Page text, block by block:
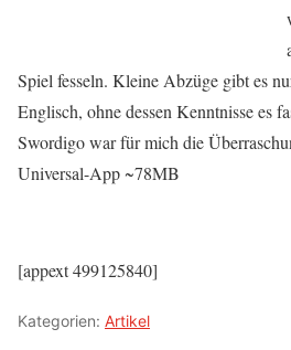
Spiel fesseln. Kleine Abzüge gibt es
Englisch, ohne dessen Kenntnisse es
Swordigo war für mich die
Universal-App ~78MB
[appext 499125840]
Kategorien: Artikel